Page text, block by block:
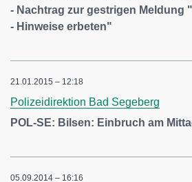
- Nachtrag zur gestrigen Meldung
- Hinweise erbeten"
21.01.2015 – 12:18
Polizeidirektion Bad Segeberg
POL-SE: Bilsen: Einbruch am
05.09.2014 – 16:16